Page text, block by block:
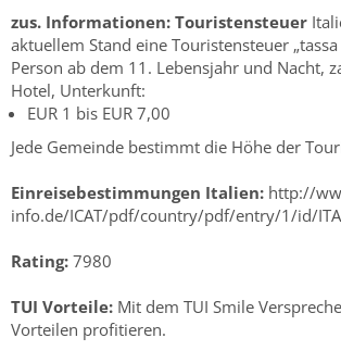
zus. Informationen: Touristensteuer
aktuellem Stand eine Touristensteuer
Person ab dem 11. Lebensjahr und Nacht,
Hotel, Unterkunft:
EUR 1 bis EUR 7,00
Jede Gemeinde bestimmt die Höhe der
Einreisebestimmungen Italien: http://
info.de/ICAT/pdf/country/pdf/entry/1/id/ITA
Rating: 7980
TUI Vorteile: Mit dem TUI Smile
Vorteilen profitieren.